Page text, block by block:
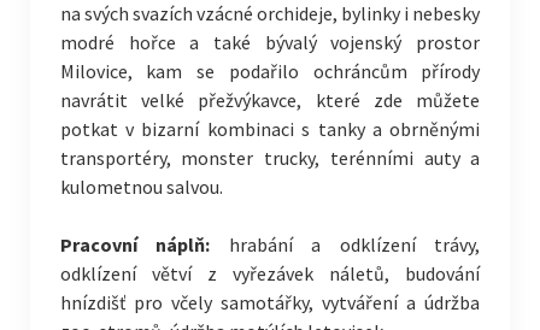
na svých svazích vzácné orchideje, bylinky i nebesky
modré hořce a také bývalý vojenský prostor
Milovice, kam se podařilo ochráncům přírody
navrátit velké přežvýkavce, které zde můžete
potkat v bizarní kombinaci s tanky a obrněnými
transportéry, monster trucky, terénními auty a
kulometnou salvou.
Pracovní náplň: hrabání a odklízení trávy,
odklízení větví z vyřezávek náletů, budování
hnízdišť pro včely samotářky, vytváření a údržba